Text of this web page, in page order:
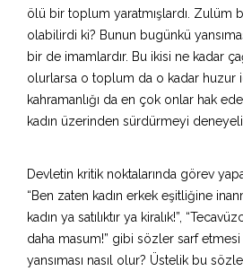
ölü bir toplum yaratmışlardı. Zulüm
olabilirdi ki? Bunun bugünkü
bir de imamlardır. Bu ikisi ne kadar
olurlarsa o toplum da o kadar huzur
kahramanlığı da en çok onlar hak
kadın üzerinden sürdürmeyi
Devletin kritik noktalarında görev
“Ben zaten kadın erkek eşitliğine
kadın ya satılıktır ya kiralık!”,
daha masum!” gibi sözler sarf
yansıması nasıl olur? Üstelik bu